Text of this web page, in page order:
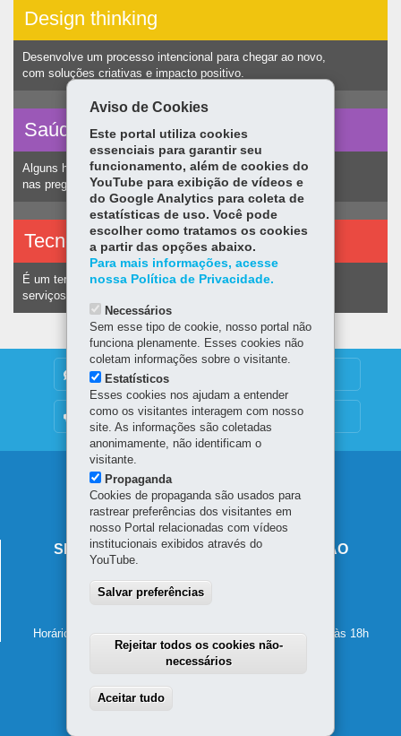
Design thinking
Desenvolve um processo intencional para chegar ao novo,
com soluções criativas e impacto positivo.
Saúde vocal
Alguns hábitos humanos podem ocasionar nódulos
nas pregas vocais e consequentemente alteração na voz.
Tecnologias assistivas
É um termo utilizado para identificar recursos e
serviços voltados a pessoas com deficiência.
DENUNCIE CORRUPÇÃO
OUVIDORIA
Navegação
principal
SECRETARIA DE ESTADO DA EDUCAÇÃO
80610-011-Curitiba
Horário de atendimento: de segunda a sexta-feira, das 8h às 18h
Aviso de Cookies
Este portal utiliza cookies
essenciais para garantir seu
funcionamento, além de cookies do
YouTube para exibição de vídeos e
do Google Analytics para coleta de
estatísticas de uso. Você pode
escolher como tratamos os cookies
a partir das opções abaixo.
Para mais informações, acesse
nossa Política de Privacidade.
Necessários
Sem esse tipo de cookie, nosso portal não
funciona plenamente. Esses cookies não
coletam informações sobre o visitante.
Estatísticos
Esses cookies nos ajudam a entender
como os visitantes interagem com nosso
site. As informações são coletadas
anonimamente, não identificam o
visitante.
Propaganda
Cookies de propaganda são usados para
rastrear preferências dos visitantes em
nosso Portal relacionadas com vídeos
institucionais exibidos através do
YouTube.
Salvar preferências
Rejeitar todos os cookies não-
necessários
Aceitar tudo